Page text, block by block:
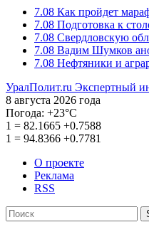
7.08 Как пройдет
7.08 Подготовка к
7.08 Свердловскую
7.08 Вадим Шумков
7.08 Нефтяники и
УралПолит.ru Экспертный
8 августа 2026 года
Погода: +23°С
1 = 82.1665 +0.7588
1 = 94.8366 +0.7781
О проекте
Реклама
RSS